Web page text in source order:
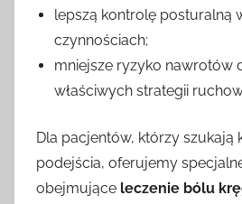
lepszą kontrolę posturalną
czynnościach;
mniejsze ryzyko nawrotów
właściwych strategii
Dla pacjentów, którzy szukają
podejścia, oferujemy
obejmujące leczenie bólu